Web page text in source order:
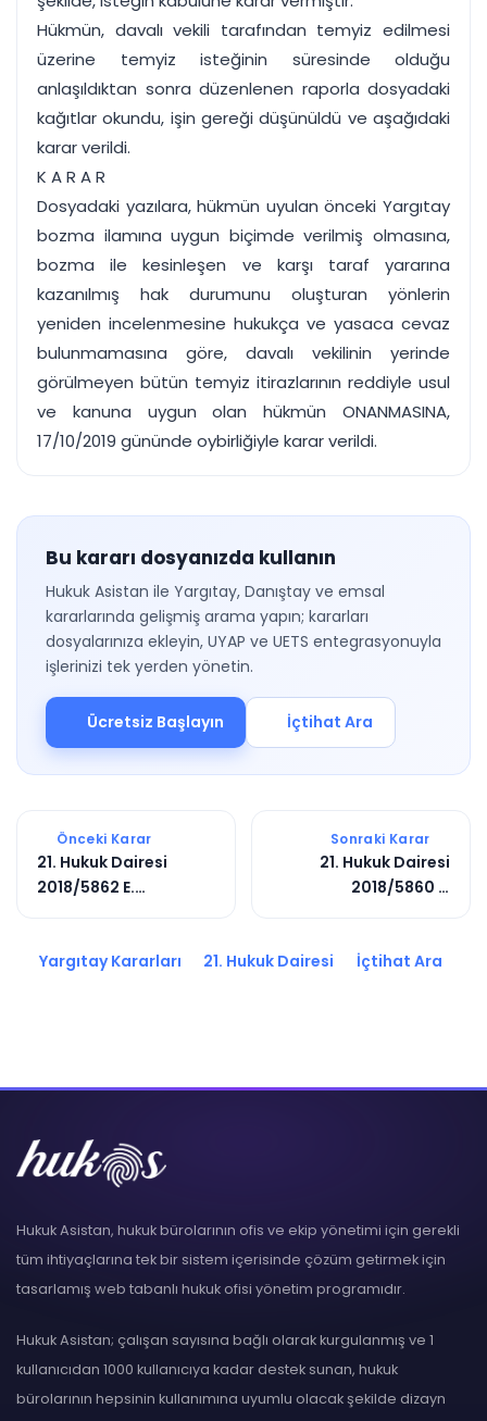
Hükmün, davalı vekili tarafından temyiz edilmesi
üzerine temyiz isteğinin süresinde olduğu
anlaşıldıktan sonra düzenlenen raporla dosyadaki
kağıtlar okundu, işin gereği düşünüldü ve aşağıdaki
karar verildi.
K A R A R
Dosyadaki yazılara, hükmün uyulan önceki Yargıtay
bozma ilamına uygun biçimde verilmiş olmasına,
bozma ile kesinleşen ve karşı taraf yararına
kazanılmış hak durumunu oluşturan yönlerin
yeniden incelenmesine hukukça ve yasaca cevaz
bulunmamasına göre, davalı vekilinin yerinde
görülmeyen bütün temyiz itirazlarının reddiyle usul
ve kanuna uygun olan hükmün ONANMASINA,
17/10/2019 gününde oybirliğiyle karar verildi.
Bu kararı dosyanızda kullanın
Hukuk Asistan ile Yargıtay, Danıştay ve emsal
kararlarında gelişmiş arama yapın; kararları
dosyalarınıza ekleyin, UYAP ve UETS entegrasyonuyla
işlerinizi tek yerden yönetin.
Ücretsiz Başlayın İçtihat Ara
Önceki Karar
21. Hukuk Dairesi
2018/5862 E.
Sonraki Karar
21. Hukuk Dairesi
2018/5860 E.
Yargıtay Kararları 21. Hukuk Dairesi İçtihat Ara
Hukuk Asistan, hukuk bürolarının ofis ve ekip yönetimi için gerekli
tüm ihtiyaçlarına tek bir sistem içerisinde çözüm getirmek için
tasarlamış web tabanlı hukuk ofisi yönetim programıdır.
Hukuk Asistan; çalışan sayısına bağlı olarak kurgulanmış ve 1
kullanıcıdan 1000 kullanıcıya kadar destek sunan, hukuk
bürolarının hepsinin kullanımına uyumlu olacak şekilde dizayn